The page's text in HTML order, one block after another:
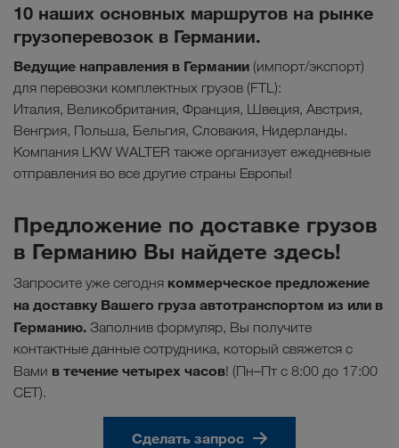
10 наших основных маршрутов на рынке
грузоперевозок в Германии.
Ведущие направления в Германии (импорт/экспорт)
для перевозки комплектных грузов (FTL):
Италия, Великобритания, Франция, Швеция, Австрия,
Венгрия, Польша, Бельгия, Словакия, Нидерланды.
Компания LKW WALTER также организует ежедневные
отправления во все другие страны Европы!
Предложение по доставке грузов
в Германию Вы найдете здесь!
Запросите уже сегодня коммерческое предложение
на доставку Вашего груза автотранспортом из или в
Германию. Заполнив формуляр, Вы получите
контактные данные сотрудника, который свяжется с
Вами в течение четырех часов! (Пн–Пт с 8:00 до 17:00
CET).
Сделать запрос